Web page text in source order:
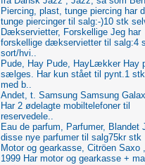
Piercing, plast, tunge piercing har
tunge piercinger til salg:-)10 stk
Dækservietter, Forskellige Jeg har
forskellige dækservietter til salg:4
sort/hvi..
Pude, Hay Pude, HayLækker Hay
sælges. Har kun stået til pynt.1
med b..
Andet, t. Samsung Samsung
Har 2 ødelagte mobiltelefoner til
reservedele..
Eau de parfum, Parfumer, Blandet
disse nye parfumer til salg75kr stk
Motor og gearkasse, Citröen Saxo
1999 Har motor og gearkasse +